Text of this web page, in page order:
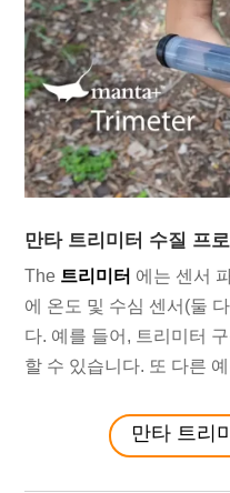
만타 트리미터 수질 프
The 트리미터 에는 센서
에 온도 및 수심 센서(둘
다. 예를 들어, 트리미터
할 수 있습니다. 또 다른
만타 트리